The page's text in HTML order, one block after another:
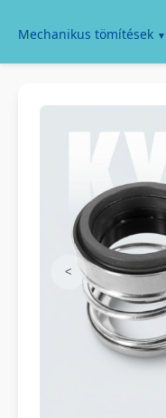
Mechanikus tömítések
<